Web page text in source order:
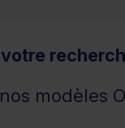
modèles